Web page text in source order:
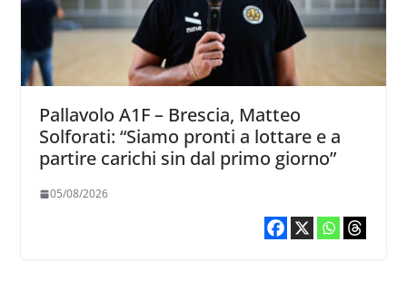
Pallavolo A1F – Brescia, Matteo
Solforati: “Siamo pronti a lottare e a
partire carichi sin dal primo giorno”
05/08/2026